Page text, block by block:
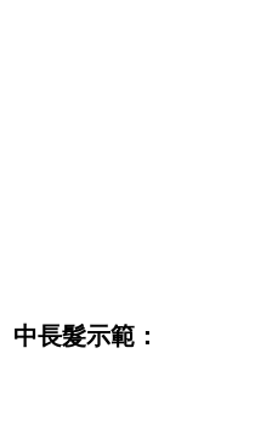
中長髮示範：